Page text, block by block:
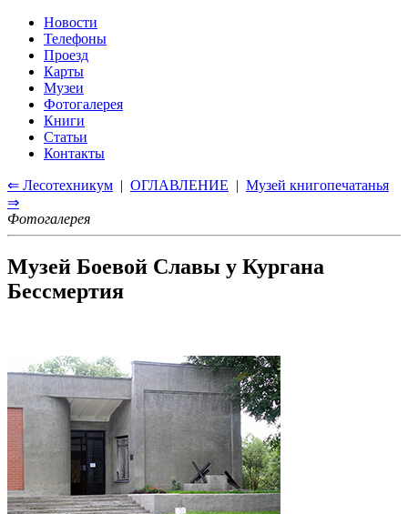
Новости
Телефоны
Проезд
Карты
Музеи
Фотогалерея
Книги
Статьи
Контакты
⇐ Лесотехникум | ОГЛАВЛЕНИЕ | Музей книгопечатанья
⇒
Фотогалерея
Музей Боевой Славы у Кургана
Бессмертия